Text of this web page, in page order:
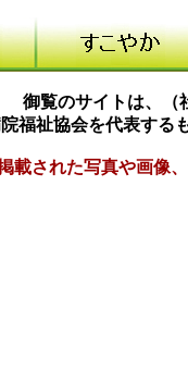
御覧のサイトは、（
院福祉協会を代表す
載された写真や画像